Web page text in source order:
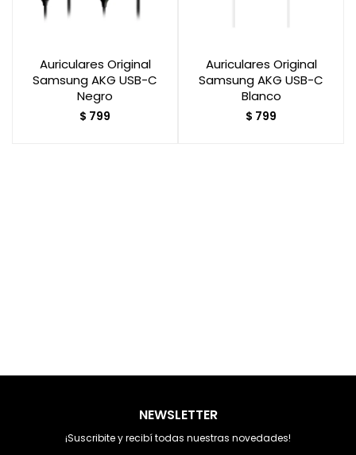
Auriculares Original
Samsung AKG USB-C
Negro
$ 799
Auriculares Original
Samsung AKG USB-C
Blanco
$ 799
NEWSLETTER
¡Suscribite y recibí todas nuestras novedades!
Smart Home